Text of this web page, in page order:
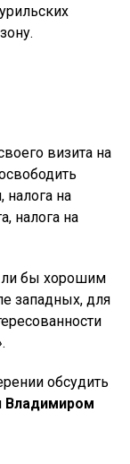
визита на
налога на
налога на
бы хорошим
западных, для
обсудить
Владимиром